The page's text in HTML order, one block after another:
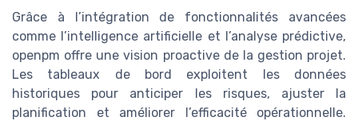
Grâce à l’intégration de fonctionnalités avancées
comme l’intelligence artificielle et l’analyse prédictive,
openpm offre une vision proactive de la gestion projet.
Les tableaux de bord exploitent les données
historiques pour anticiper les risques, ajuster la
planification et améliorer l’efficacité opérationnelle.